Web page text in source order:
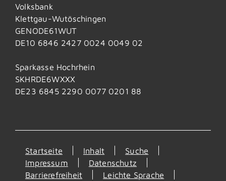
Volksbank
Klettgau-Wutöschingen
GENODE61WUT
DE10 6846 2427 0024 0049 02
Sparkasse Hochrhein
SKHRDE6WXXX
DE23 6845 2290 0077 0201 88
Startseite Inhalt
Suche
Impressum
Datenschutz
Barrierefreiheit
Leichte Sprache